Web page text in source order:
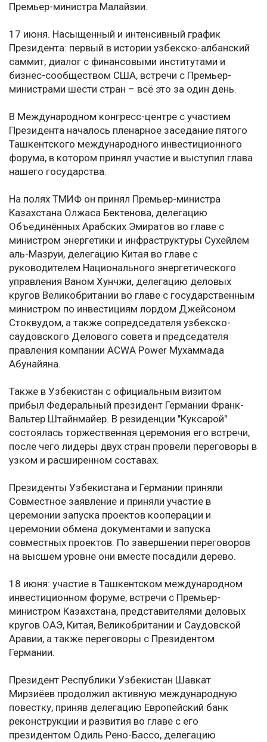
Премьер-министра Малайзии.
17 июня. Насыщенный и интенсивный график
Президента: первый в истории узбекско-албанский
саммит, диалог с финансовыми институтами и
бизнес-сообществом США, встречи с Премьер-
министрами шести стран – всё это за один день.
В Международном конгресс-центре с участием
Президента началось пленарное заседание пятого
Ташкентского международного инвестиционного
форума, в котором принял участие и выступил глава
нашего государства.
На полях ТМИФ он принял Премьер-министра
Казахстана Олжаса Бектенова, делегацию
Объединённых Арабских Эмиратов во главе с
министром энергетики и инфраструктуры Сухейлем
аль-Мазруи, делегацию Китая во главе с
руководителем Национального энергетического
управления Ваном Хунчжи, делегацию деловых
кругов Великобритании во главе с государственным
министром по инвестициям лордом Джейсоном
Стоквудом, а также сопредседателя узбекско-
саудовского Делового совета и председателя
правления компании ACWA Power Мухаммада
Абунайяна.
Также в Узбекистан с официальным визитом
прибыл Федеральный президент Германии Франк-
Вальтер Штайнмайер. В резиденции "Куксарой"
состоялась торжественная церемония его встречи,
после чего лидеры двух стран провели переговоры в
узком и расширенном составах.
Президенты Узбекистана и Германии приняли
Совместное заявление и приняли участие в
церемонии запуска проектов кооперации и
церемонии обмена документами и запуска
совместных проектов. По завершении переговоров
на высшем уровне они вместе посадили дерево.
18 июня: участие в Ташкентском международном
инвестиционном форуме, встречи с Премьер-
министром Казахстана, представителями деловых
кругов ОАЭ, Китая, Великобритании и Саудовской
Аравии, а также переговоры с Президентом
Германии.
Президент Республики Узбекистан Шавкат
Мирзиёев продолжил активную международную
повестку, приняв делегацию Европейский банк
реконструкции и развития во главе с его
президентом Одиль Рено-Бассо, делегацию